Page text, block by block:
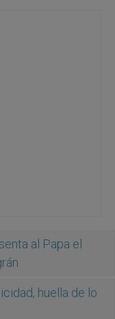
al Papa el
huella de lo